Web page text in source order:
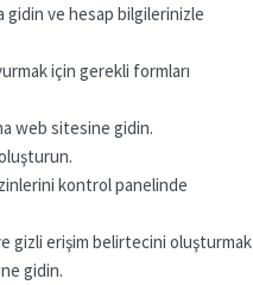
gidin ve hesap bilgilerinizle
için gerekli formları
web sitesine gidin.
kontrol panelinde
gizli erişim belirtecini oluşturmak
gidin.